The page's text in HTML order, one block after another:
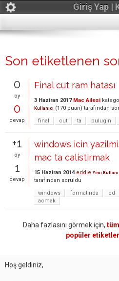
Giriş Yap |
Son etiketlenen
0
oy
0
cevap
Final cut ram hatası
3 Haziran 2017 Mac Ailesi
Kullanıcı (170 puan) tarafından
final
cut ta pulugin
+1
oy
1
cevap
windows icin
mac ta calistirmak
15 Haziran 2014 eddie Yeni
tarafından soruldu
windows
formatinda cd
acmak
Daha fazlasını görmek için,
popüler
Hoş geldiniz,